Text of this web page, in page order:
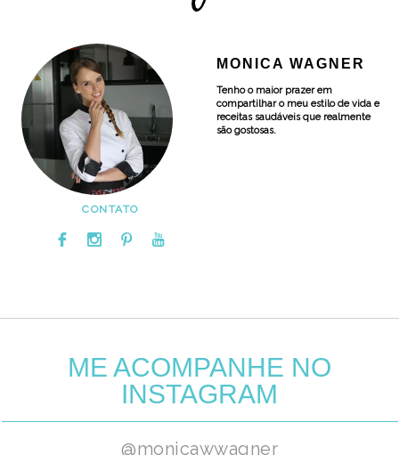
MONICA WAGNER
Tenho o maior prazer em
compartilhar o meu estilo de vida e
receitas saudáveis que realmente
são gostosas.
CONTATO
ME ACOMPANHE NO
INSTAGRAM
@monicawwagner